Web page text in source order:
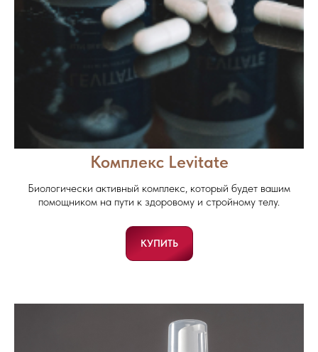
Комплекс Levitate
Биологически активный комплекс, который будет вашим
помощником на пути к здоровому и стройному телу.
КУПИТЬ